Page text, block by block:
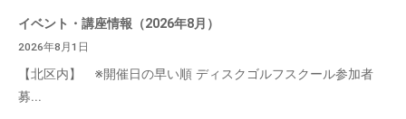
イベント・講座情報（2026年8月）
2026年8月1日
【北区内】 ※開催日の早い順 ディスクゴルフスクール参加者
募...